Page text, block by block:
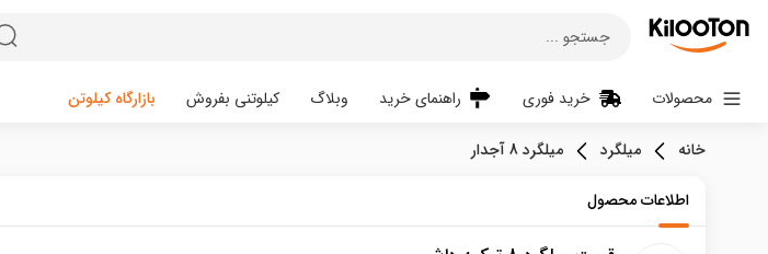
محصولات خرید فوری راهنمای خرید وبلاگ کیلوتنی بفروش بازارگاه کیلوتن
جستجو ...
خانه میلگرد میلگرد 8 آجدار
اطلاعات محصول